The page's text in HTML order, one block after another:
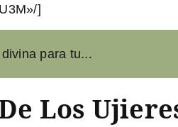
]
para tu...
Los